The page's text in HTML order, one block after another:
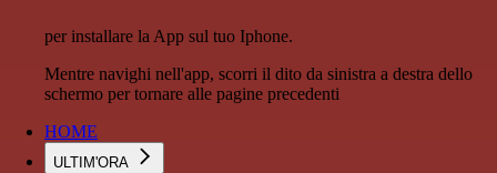
per installare la App sul tuo Iphone.
Mentre navighi nell'app, scorri il dito da sinistra a destra dello
schermo per tornare alle pagine precedenti
HOME
ULTIM'ORA